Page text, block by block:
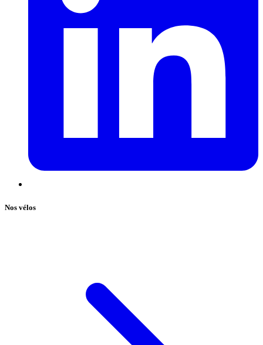
Nos vélos